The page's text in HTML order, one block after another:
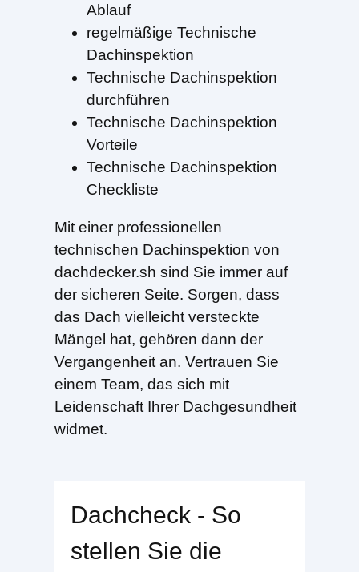
Ablauf
regelmäßige Technische
Dachinspektion
Technische Dachinspektion
durchführen
Technische Dachinspektion
Vorteile
Technische Dachinspektion
Checkliste
Mit einer professionellen
technischen Dachinspektion von
dachdecker.sh sind Sie immer auf
der sicheren Seite. Sorgen, dass
das Dach vielleicht versteckte
Mängel hat, gehören dann der
Vergangenheit an. Vertrauen Sie
einem Team, das sich mit
Leidenschaft Ihrer Dachgesundheit
widmet.
Dachcheck - So
stellen Sie die